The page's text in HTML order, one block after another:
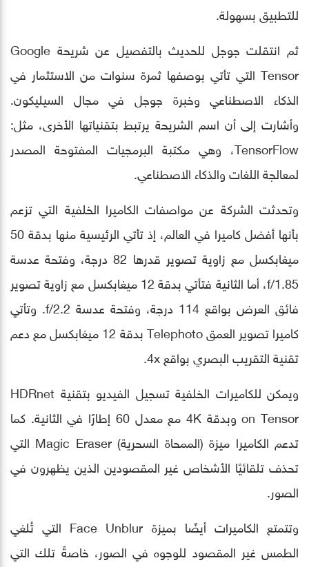
للتطبيق بسهولة.
ثم انتقلت جوجل للحديث بالتفصيل عن شريحة Google
Tensor التي تأتي بوصفها ثمرة سنوات من الاستثمار في
الذكاء الاصطناعي وخبرة جوجل في مجال السيليكون.
وأشارت إلى أن اسم الشريحة يرتبط بتقنياتها الأخرى، مثل:
TensorFlow، وهي مكتبة البرمجيات المفتوحة المصدر
لمعالجة اللغات والذكاء الاصطناعي.
وتحدثت الشركة عن مواصفات الكاميرا الخلفية التي تزعم
بأنها أفضل كاميرا في العالم، إذ تأتي الرئيسية منها بدقة 50
ميغابكسل مع زاوية تصوير قدرها 82 درجة، وفتحة عدسة
f/1.85، أما الثانية فتأتي بدقة 12 ميغابكسل مع زاوية تصوير
فائق العرض بواقع 114 درجة، وفتحة عدسة f/2.2. وتأتي
كاميرا تصوير العمق Telephoto بدقة 12 ميغابكسل مع دعم
تقنية التقريب البصري بواقع 4x.
ويمكن للكاميرات الخلفية تسجيل الفيديو بتقنية HDRnet
on Tensor وبدقة 4K مع معدل 60 إطارًا في الثانية. كما
تدعم الكاميرا ميزة (الممحاة السحرية) Magic Eraser التي
تحذف تلقائيًا الأشخاص غير المقصودين الذين يظهرون في
الصور.
وتتمتع الكاميرات أيضًا بميزة Face Unblur التي تُلغي
الطمس غير المقصود للوجوه في الصور، خاصةً تلك التي